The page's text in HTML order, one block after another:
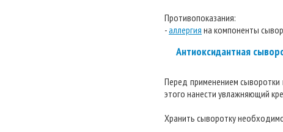
Противопоказания:
-аллергия на компоненты
Антиоксидантная
Перед применением
этого нанести увлажняющий
Хранить сыворотку